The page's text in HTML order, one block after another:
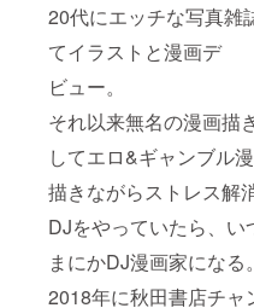
20代にエッチな写真雑
てイラストと漫画デ
ビュー。
それ以来無名の漫画描
してエロ&ギャンブル
描きながらストレス解
DJをやっていたら、い
まにかDJ漫画家になる。
2018年に秋田書店チャ